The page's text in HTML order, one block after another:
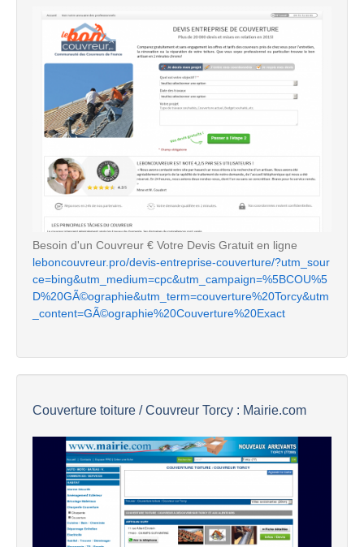
Besoin d'un Couvreur € Votre Devis Gratuit en ligne
leboncouvreur.pro/devis-entreprise-couverture/?utm_sour
ce=bing&utm_medium=cpc&utm_campaign=%5BCOU%5
D%20GÃ©ographie&utm_term=couverture%20Torcy&utm
_content=GÃ©ographie%20Couverture%20Exact
Couverture toiture / Couvreur Torcy : Mairie.com